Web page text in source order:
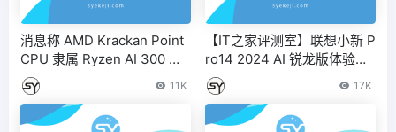
消息称 AMD Krackan Point
CPU 隶属 Ryzen AI 300 系
列，明年推出
11K
【IT之家评测室】联想小新 P
ro14 2024 AI 锐龙版体验评
测：不负“AI PC”之名
17K